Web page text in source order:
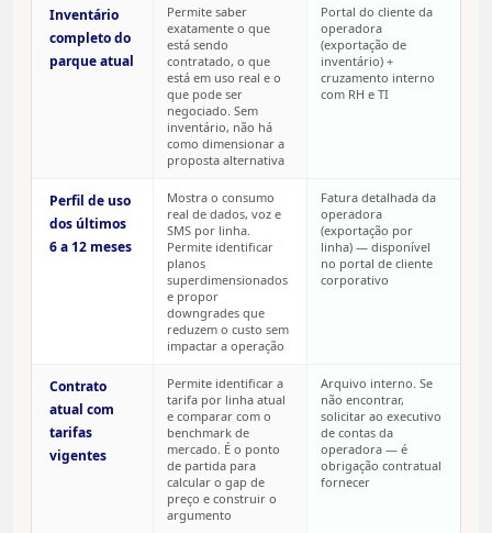
Inventário
completo do
parque atual
Permite saber
exatamente o que
está sendo
contratado, o que
está em uso real e o
que pode ser
negociado. Sem
inventário, não há
como dimensionar a
proposta alternativa
Portal do cliente da
operadora
(exportação de
inventário) +
cruzamento interno
com RH e TI
Perfil de uso
dos últimos
6 a 12 meses
Mostra o consumo
real de dados, voz e
SMS por linha.
Permite identificar
planos
superdimensionados
e propor
downgrades que
reduzem o custo sem
impactar a operação
Fatura detalhada da
operadora
(exportação por
linha) — disponível
no portal de cliente
corporativo
Contrato
atual com
tarifas
vigentes
Permite identificar a
tarifa por linha atual
e comparar com o
benchmark de
mercado. É o ponto
de partida para
calcular o gap de
preço e construir o
argumento
Arquivo interno. Se
não encontrar,
solicitar ao executivo
de contas da
operadora — é
obrigação contratual
fornecer